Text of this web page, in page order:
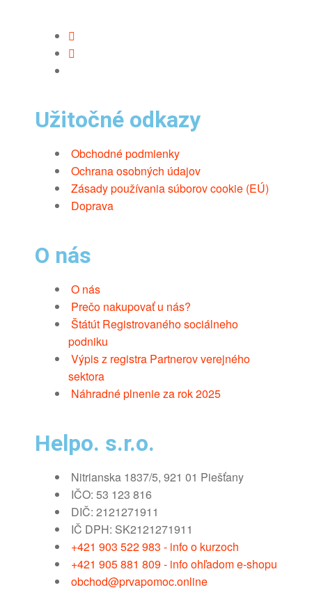
Užitočné odkazy
Obchodné podmienky
Ochrana osobných údajov
Zásady používania súborov cookie (EÚ)
Doprava
O nás
O nás
Prečo nakupovať u nás?
Štátút Registrovaného sociálneho
podniku
Výpis z registra Partnerov verejného
sektora
Náhradné plnenie za rok 2025
Helpo. s.r.o.
Nitrianska 1837/5, 921 01 Piešťany
IČO: 53 123 816
DIČ: 2121271911
IČ DPH: SK2121271911
+421 903 522 983 - info o kurzoch
+421 905 881 809 - info ohľadom e-shopu
obchod@prvapomoc.online